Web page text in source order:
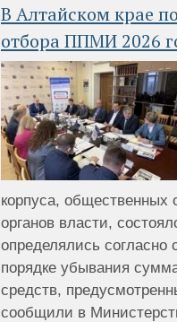
В Алтайском крае
отбора ППМИ 2026
корпуса, общественных
органов власти,
определялись
порядке убывания
средств,
сообщили в